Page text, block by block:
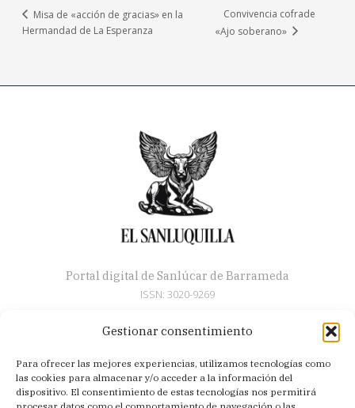
Gestionar consentimiento
Para ofrecer las mejores experiencias, utilizamos tecnologías como
las cookies para almacenar y/o acceder a la información del
dispositivo. El consentimiento de estas tecnologías nos permitirá
Misa de «acción de gracias» en la
Hermandad de La Esperanza
Convivencia cofrade
«Ajo soberano»
Portal digital de Sanlúcar de Barrameda
ISSN: 3020-9269
Artículos
Semana Santa